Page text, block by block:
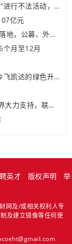
最新澄清公告！又有李鬼冒用“景顺长城基金”进行不法活动，切勿上当
亿元
抢到就是赚到？这家速冻食品龙头57亿定增落地，公募、外资巷战式抢筹，什么信号？
个月至12月
让一体化压铸也“低碳”起来，老牌轮毂企业今飞凯达的绿色升级之路
友成基金会副理事长汤敏：乡村振兴需要各界大力支持，联合起来一同推动
英才 版权声明
举
网及/或相关权利人专
及建立镜像等任何使